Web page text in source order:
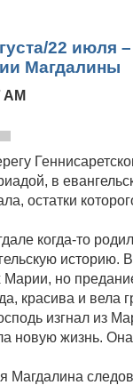
22 июля
Магдалины
AM
в
остатки
когда-то
историю.
Марии, но
красива и вела
изгнал из
новую жизнь.
Магдалина